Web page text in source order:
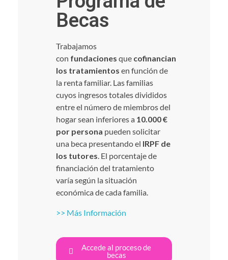
Becas
Trabajamos
con fundaciones que cofinancian
los tratamientos en función de
la renta familiar. Las familias
cuyos ingresos totales divididos
entre el número de miembros del
hogar sean inferiores a 10.000 €
por persona pueden solicitar
una beca presentando el IRPF de
los tutores. El porcentaje de
financiación del tratamiento
varía según la situación
económica de cada familia.
>> Más Información
Accede al proceso de
becas